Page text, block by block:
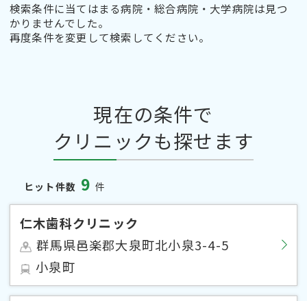
検索条件に当てはまる病院・総合病院・大学病院は見つ
かりませんでした。
再度条件を変更して検索してください。
現在の条件で
クリニックも探せます
ヒット件数 9 件
仁木歯科クリニック
群馬県邑楽郡大泉町北小泉3-4-5
小泉町